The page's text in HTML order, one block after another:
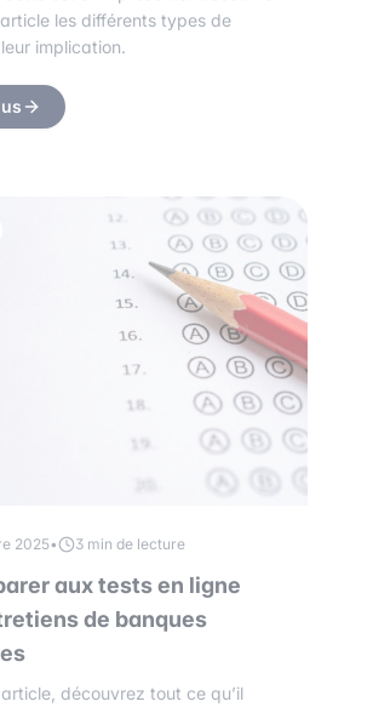
les différents types de
implication.
2025• 3 min de lecture
aux tests en ligne
de banques
découvrez tout ce qu’il